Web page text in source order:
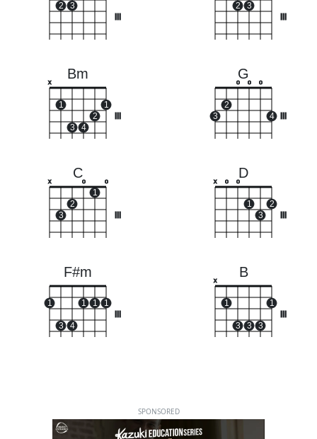
2 3 2 3
Bm
x
1
3 4
2
1
G
3
2
o o o
4
C
x
3
2
o
1
o
D
x o o
1
3
2
F#m
1
3 4
1 1 1
B
x
1
3 3 3
1
SPONSORED